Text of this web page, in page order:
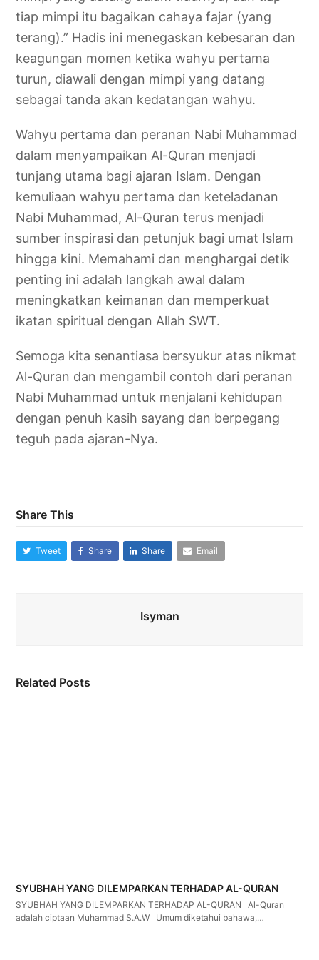
tiap mimpi itu bagaikan cahaya fajar (yang
terang).” Hadis ini menegaskan kebesaran dan
keagungan momen ketika wahyu pertama
turun, diawali dengan mimpi yang datang
sebagai tanda akan kedatangan wahyu.
Wahyu pertama dan peranan Nabi Muhammad
dalam menyampaikan Al-Quran menjadi
tunjang utama bagi ajaran Islam. Dengan
kemuliaan wahyu pertama dan keteladanan
Nabi Muhammad, Al-Quran terus menjadi
sumber inspirasi dan petunjuk bagi umat Islam
hingga kini. Memahami dan menghargai detik
penting ini adalah langkah awal dalam
meningkatkan keimanan dan memperkuat
ikatan spiritual dengan Allah SWT.
Semoga kita senantiasa bersyukur atas nikmat
Al-Quran dan mengambil contoh dari peranan
Nabi Muhammad untuk menjalani kehidupan
dengan penuh kasih sayang dan berpegang
teguh pada ajaran-Nya.
Share This
Tweet Share Share Email
Isyman
Related Posts
SYUBHAH YANG DILEMPARKAN TERHADAP AL-QURAN
SYUBHAH YANG DILEMPARKAN TERHADAP AL-QURAN Al-Quran
adalah ciptaan Muhammad S.A.W Umum diketahui bahawa,…